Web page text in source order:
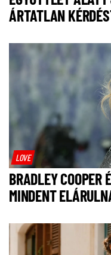
ÁRTATLAN
LOVE
BRADLEY COOPER
MINDENT